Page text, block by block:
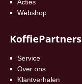
Acties
Webshop
KoffiePartners
Service
Over ons
Klantverhalen